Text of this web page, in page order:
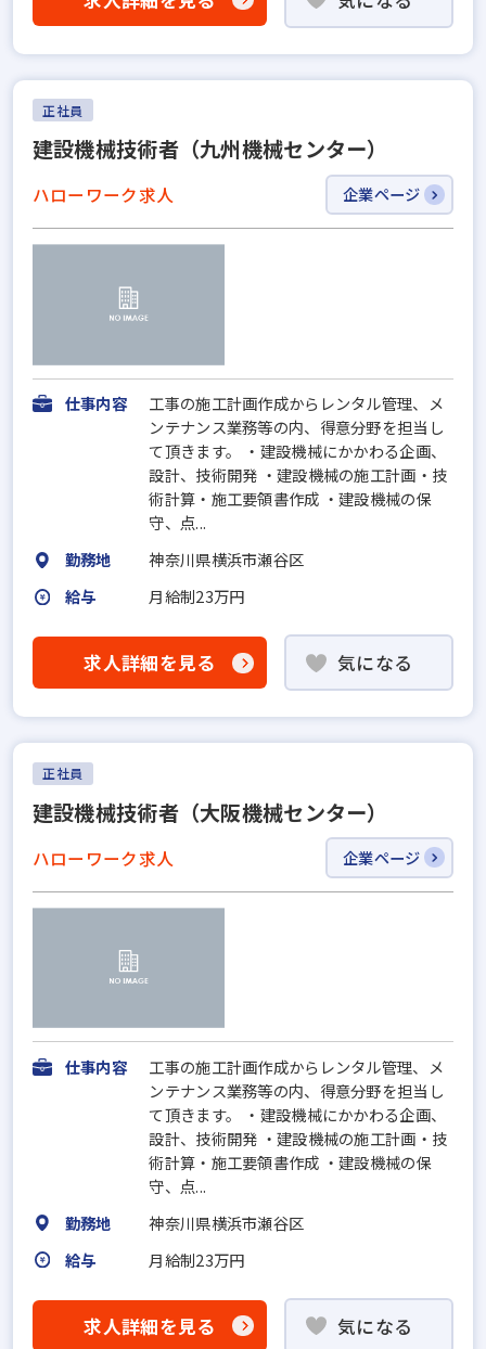
正社員
建設機械技術者（九州機械センター）
ハローワーク求人 企業ページ
仕事内容
工事の施工計画作成からレンタル管理、メ
ンテナンス業務等の内、得意分野を担当し
て頂きます。 ・建設機械にかかわる企画、
設計、技術開発 ・建設機械の施工計画・技
術計算・施工要領書作成 ・建設機械の保
守、点...
勤務地
神奈川県横浜市瀬谷区
給与
月給制23万円
求人詳細を見る 気になる
正社員
建設機械技術者（大阪機械センター）
ハローワーク求人 企業ページ
仕事内容
工事の施工計画作成からレンタル管理、メ
ンテナンス業務等の内、得意分野を担当し
て頂きます。 ・建設機械にかかわる企画、
設計、技術開発 ・建設機械の施工計画・技
術計算・施工要領書作成 ・建設機械の保
守、点...
勤務地
神奈川県横浜市瀬谷区
給与
月給制23万円
求人詳細を見る 気になる